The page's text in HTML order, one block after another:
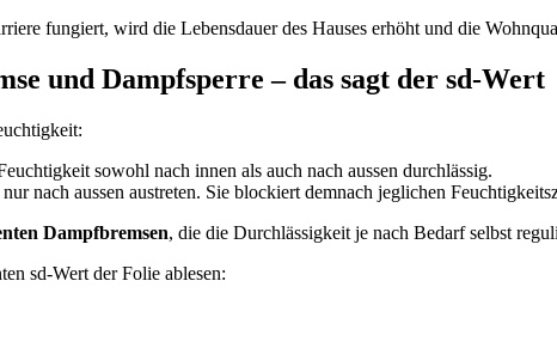
fungiert, wird die Lebensdauer des Hauses erhöht und die
und Dampfsperre – das sagt der sd-Wert
sowohl nach innen als auch nach aussen durchlässig.
nach aussen austreten. Sie blockiert demnach jeglichen
Dampfbremsen, die die Durchlässigkeit je nach Bedarf selbst
sd-Wert der Folie ablesen: